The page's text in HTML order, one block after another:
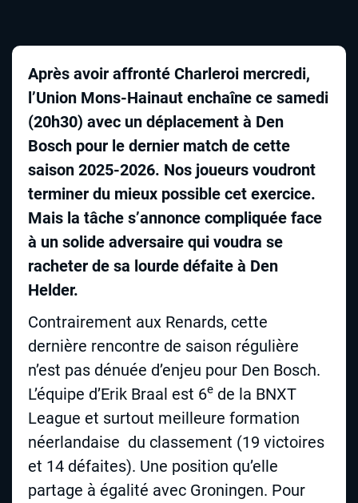
Après avoir affronté Charleroi mercredi,
l’Union Mons-Hainaut enchaîne ce samedi
(20h30) avec un déplacement à Den
Bosch pour le dernier match de cette
saison 2025-2026. Nos joueurs voudront
terminer du mieux possible cet exercice.
Mais la tâche s’annonce compliquée face
à un solide adversaire qui voudra se
racheter de sa lourde défaite à Den
Helder.
Contrairement aux Renards, cette
dernière rencontre de saison régulière
n’est pas dénuée d’enjeu pour Den Bosch.
L’équipe d’Erik Braal est 6e de la BNXT
League et surtout meilleure formation
néerlandaise du classement (19 victoires
et 14 défaites). Une position qu’elle
partage à égalité avec Groningen. Pour